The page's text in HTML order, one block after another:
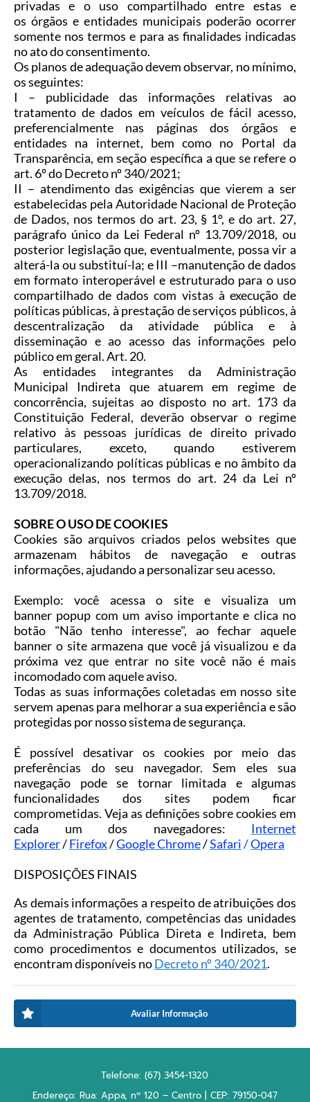
privadas e o uso compartilhado entre estas e
os órgãos e entidades municipais poderão ocorrer
somente nos termos e para as finalidades indicadas
no ato do consentimento.
Os planos de adequação devem observar, no mínimo,
os seguintes:
I – publicidade das informações relativas ao
tratamento de dados em veículos de fácil acesso,
preferencialmente nas páginas dos órgãos e
entidades na internet, bem como no Portal da
Transparência, em seção específica a que se refere o
art. 6ºdo Decreto nº 340/2021;
II – atendimento das exigências que vierem a ser
estabelecidas pela Autoridade Nacional de Proteção
de Dados, nos termos do art. 23, § 1º, e do art. 27,
parágrafo único da Lei Federal nº 13.709/2018, ou
posterior legislação que, eventualmente, possa vir a
alterá-la ou substituí-la; e III –manutenção de dados
em formato interoperável e estruturado para o uso
compartilhado de dados com vistas à execução de
políticas públicas, à prestação de serviços públicos, à
descentralização da atividade pública e à
disseminação e ao acesso das informações pelo
público em geral. Art. 20.
As entidades integrantes da Administração
Municipal Indireta que atuarem em regime de
concorrência, sujeitas ao disposto no art. 173 da
Constituição Federal, deverão observar o regime
relativo às pessoas jurídicas de direito privado
particulares, exceto, quando estiverem
operacionalizando políticas públicas e no âmbito da
execução delas, nos termos do art. 24 da Lei nº
13.709/2018.
SOBRE O USO DE COOKIES
Cookies são arquivos criados pelos websites que
armazenam hábitos de navegação e outras
informações, ajudando a personalizar seu acesso.
Exemplo: você acessa o site e visualiza um
banner popup com um aviso importante e clica no
botão "Não tenho interesse", ao fechar aquele
banner o site armazena que você já visualizou e da
próxima vez que entrar no site você não é mais
incomodado com aquele aviso.
​Todas as suas informações coletadas em nosso site
servem apenas para melhorar a sua experiência e são
protegidas por nosso sistema de segurança.
É possível desativar os cookies por meio das
preferências do seu navegador. Sem eles sua
navegação pode se tornar limitada e algumas
funcionalidades dos sites podem ficar
comprometidas. Veja as definições sobre cookies em
cada um dos navegadores: Internet
Explorer/Firefox/Google Chrome/Safari/Opera
DISPOSIÇÕES FINAIS
As demais informações a respeito de atribuições dos
agentes de tratamento, competências das unidades
da Administração Pública Direta e Indireta, bem
como procedimentos e documentos utilizados, se
encontram disponíveis noDecreto nº 340/2021.
Avaliar Informação
Telefone: (67) 3454-1320
Endereço: Rua: Appa, nº 120 – Centro | CEP: 79150-047